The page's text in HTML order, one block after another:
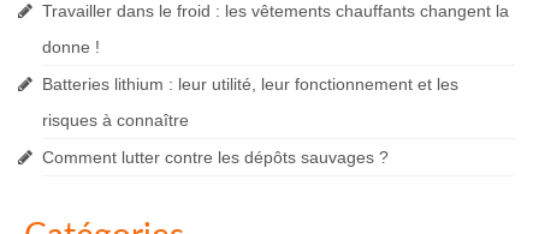
Travailler dans le froid : les vêtements chauffants changent la
donne !
Batteries lithium : leur utilité, leur fonctionnement et les
risques à connaître
Comment lutter contre les dépôts sauvages ?